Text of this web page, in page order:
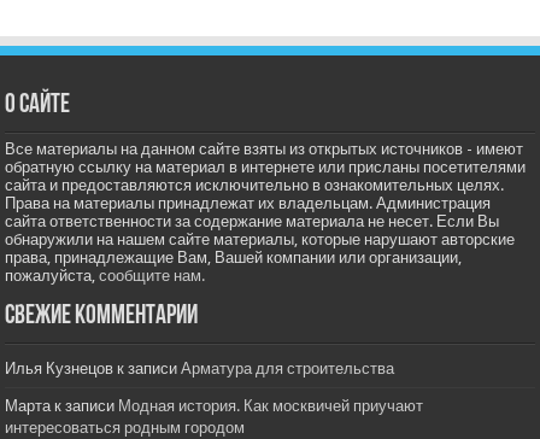
О сайте
Все материалы на данном сайте взяты из открытых источников - имеют
обратную ссылку на материал в интернете или присланы посетителями
сайта и предоставляются исключительно в ознакомительных целях.
Права на материалы принадлежат их владельцам. Администрация
сайта ответственности за содержание материала не несет. Если Вы
обнаружили на нашем сайте материалы, которые нарушают авторские
права, принадлежащие Вам, Вашей компании или организации,
пожалуйста,сообщите нам.
Свежие комментарии
Илья Кузнецов к записиАрматура для строительства
Мартак записи Модная история. Как москвичей приучают
интересоваться родным городом